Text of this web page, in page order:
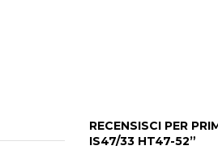
RECENSISCI PER
IS47/33 HT47-52”